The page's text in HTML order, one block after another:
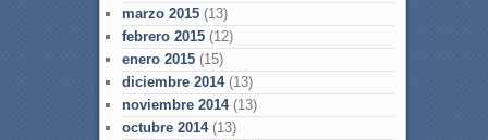
marzo 2015(13)
febrero 2015(12)
enero 2015(15)
diciembre 2014(13)
noviembre 2014(13)
octubre 2014(13)